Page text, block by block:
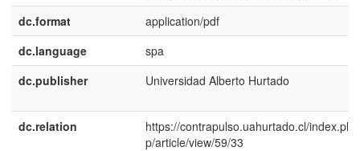
dc.format
application/pdf
dc.language
spa
dc.publisher
Universidad Alberto Hurtado
dc.relation
https://contrapulso.uahurtado.cl/
p/article/view/59/33